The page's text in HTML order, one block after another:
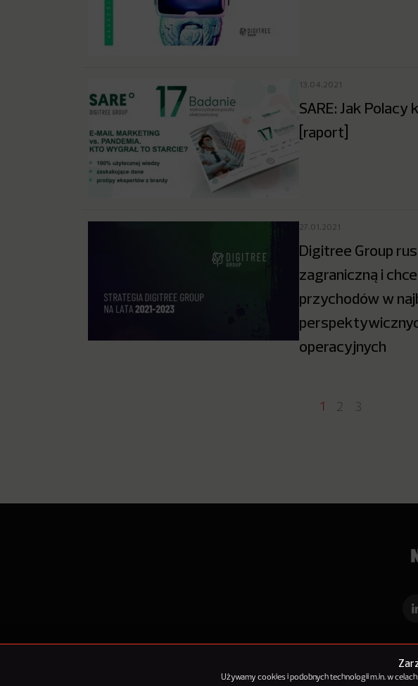
Używamy cookies i podobnych technologii m.in. w
13.04.2021
SARE: Jak
[raport]
27.01.2021
Digitree Group
zagraniczną i
przychodów w
operacyjnych
1 2 3
Reklama